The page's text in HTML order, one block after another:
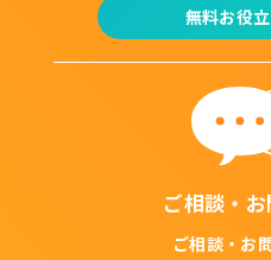
無料お役
ご相談・
ご相談・お